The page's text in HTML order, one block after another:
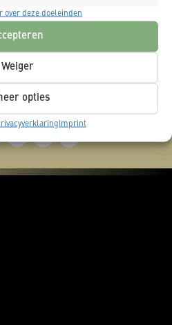
over deze doeleinden
Weiger
opties
Imprint